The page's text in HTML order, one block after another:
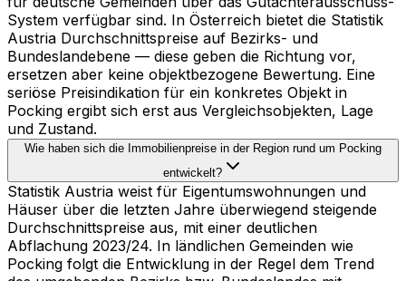
System verfügbar sind. In Österreich bietet die Statistik
Austria Durchschnittspreise auf Bezirks- und
Bundeslandebene — diese geben die Richtung vor,
ersetzen aber keine objektbezogene Bewertung. Eine
seriöse Preisindikation für ein konkretes Objekt in
Pocking ergibt sich erst aus Vergleichsobjekten, Lage
und Zustand.
Wie haben sich die Immobilienpreise in der Region rund um Pocking
entwickelt?
Statistik Austria weist für Eigentumswohnungen und
Häuser über die letzten Jahre überwiegend steigende
Durchschnittspreise aus, mit einer deutlichen
Abflachung 2023/24. In ländlichen Gemeinden wie
Pocking folgt die Entwicklung in der Regel dem Trend